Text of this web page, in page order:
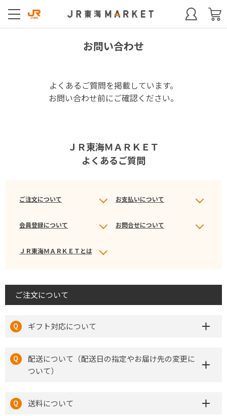
お問い合わせ
よくあるご質問を掲載しています。
お問い合わせ前にご確認ください。
ＪＲ東海ＭＡＲＫＥＴ
よくあるご質問
ご注文について お支払いについて
会員登録について お問合せについて
ＪＲ東海ＭＡＲＫＥＴとは
ご注文について
ギフト対応について
配送について（配送日の指定やお届け先の変更に
ついて）
送料について